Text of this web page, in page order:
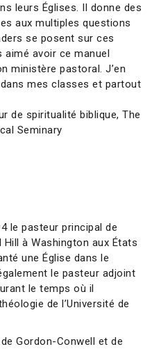
leurs Églises. Il donne des
aux multiples questions
se posent sur ces
aimé avoir ce manuel
ministère pastoral. J’en
mes classes et partout
de spiritualité biblique, The
Seminary
le pasteur principal de
Hill à Washington aux États
une Église dans le
le pasteur adjoint
le temps où il
de l’Université de
Gordon-Conwell et de